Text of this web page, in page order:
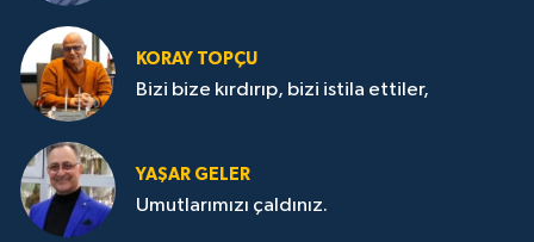
KORAY TOPÇU
Bizi bize kırdırıp, bizi istila ettiler,
YAŞAR GELER
Umutlarımızı çaldınız.